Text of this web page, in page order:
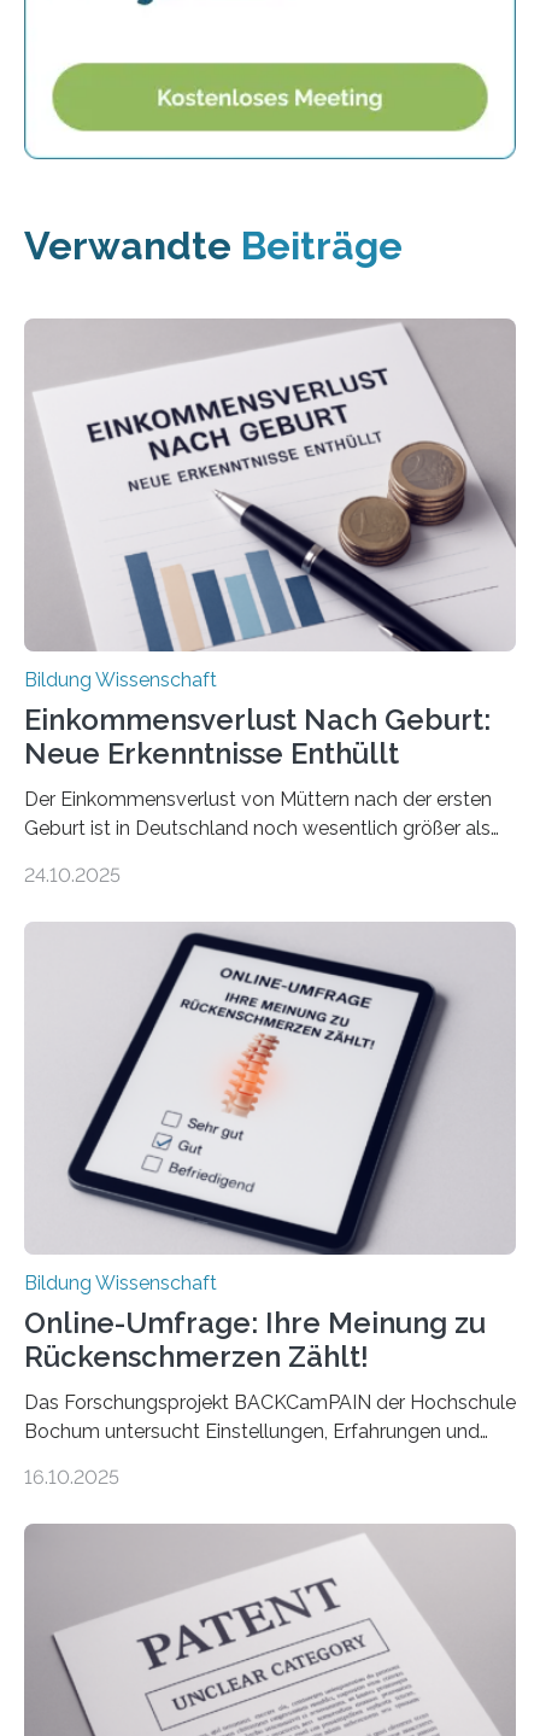
Verwandte Beiträge
Bildung Wissenschaft
Einkommensverlust Nach Geburt:
Neue Erkenntnisse Enthüllt
Der Einkommensverlust von Müttern nach der ersten
Geburt ist in Deutschland noch wesentlich größer als
nach der Geburt durchschnittlich fast 30.000 Euro
langfristigen Auswirkungen auf Karriere und die spätere
Rente. Bisherige Schätzungen lagen bei rund 20.000
Euro und damit etwa 30 Prozent zu niedrig. Zu diesem
Ergebnis kommt eine neue Studie des ZEW Mannheim
mit der Universität Tilburg. „Werden Frauen unter 30
Jahren erstmals…
24.10.2025
Bildung Wissenschaft
Online-Umfrage: Ihre Meinung zu
Rückenschmerzen Zählt!
Das Forschungsprojekt BACKCamPAIN der Hochschule
Bochum untersucht Einstellungen, Erfahrungen und
gehören zu den häufigsten gesundheitlichen
Rückenschmerzen denken und welche Erfahrungen sie
damit gemacht haben, kann entscheidend
beeinflussen, wie Schmerzen verlaufen und welche
Therapien wirken. Diese individuellen Überzeugungen
stehen im Mittelpunkt einer aktuellen Studie der
Hochschule Bochum. Im Rahmen des
Promotionsprojekts „BACKCamPAIN“ führt die
16.10.2025